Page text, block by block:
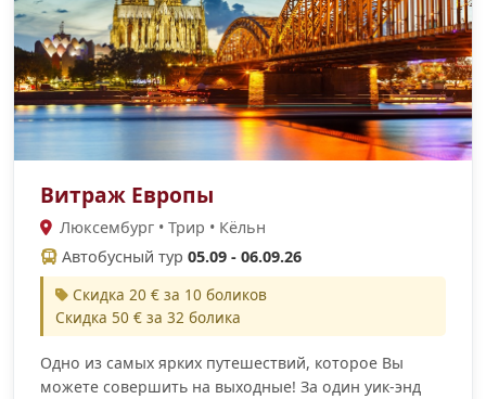
Витраж Европы
Люксембург • Трир • Кёльн
Автобусный тур 05.09 - 06.09.26
Скидка 20 € за 10 боликов
Скидка 50 € за 32 болика
Одно из самых ярких путешествий, которое Вы
можете совершить на выходные! За один уик-энд